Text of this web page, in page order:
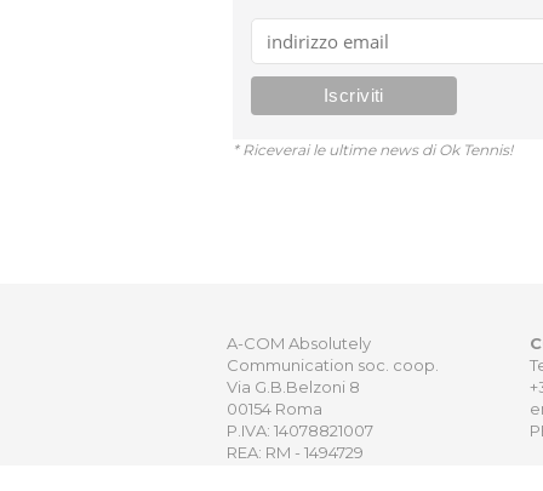
* Riceverai le ultime news di Ok Tennis!
A-COM Absolutely
Communication soc. coop.
Via G.B.Belzoni 8
00154 Roma
P.IVA: 14078821007
REA: RM - 1494729